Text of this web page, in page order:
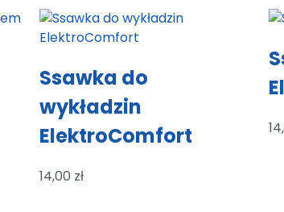
Ssawka do
wykładzin
ElektroComfort
14,00 zł